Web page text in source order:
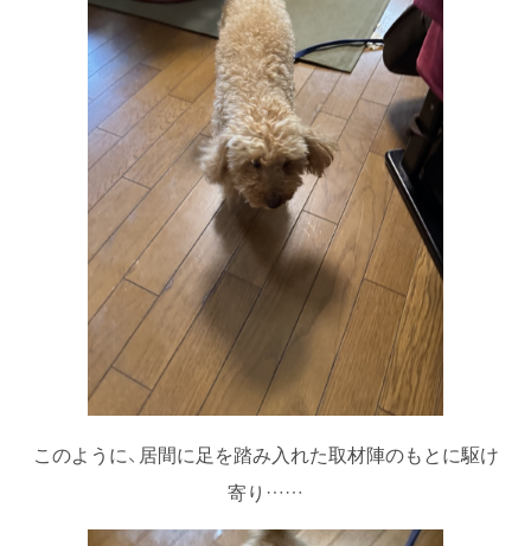
このように、居間に足を踏み入れた取材陣のもとに駆け
寄り……